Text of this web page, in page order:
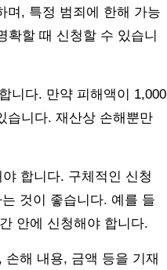
며, 특정 범죄에 한해 가능
확할 때 신청할 수 있습니
니다. 만약 피해액이 1,000
습니다. 재산상 손해뿐만
합니다. 구체적인 신청
것이 좋습니다. 예를 들
안에 신청해야 합니다.
해 내용, 금액 등을 기재